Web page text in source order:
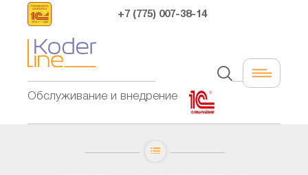
Обслуживание и внедрение
+7 (775) 007-38-14